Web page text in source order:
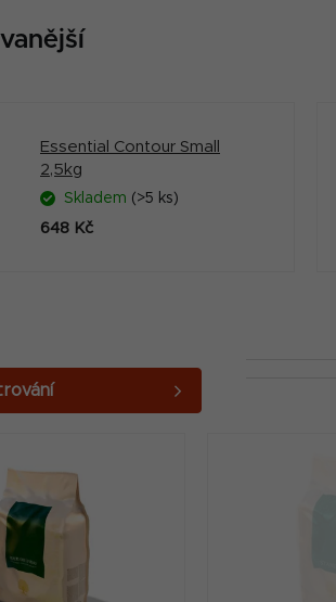
Essential Contour Small
2,5kg
Skladem (>5 ks)
648 Kč